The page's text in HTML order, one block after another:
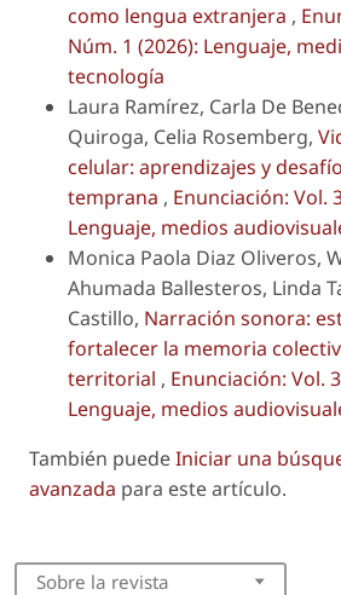
como lengua extranjera ,
Núm. 1 (2026): Lenguaje,
tecnología
Laura Ramírez, Carla De
Quiroga, Celia Rosemberg,
celular: aprendizajes y
temprana , Enunciación: Vol.
Lenguaje, medios
Monica Paola Diaz Oliveros,
Ahumada Ballesteros, Linda
Castillo, Narración sonora:
fortalecer la memoria
territorial , Enunciación: Vol.
Lenguaje, medios
También puedeIniciar una
avanzada para este artículo.
Sobre la revista